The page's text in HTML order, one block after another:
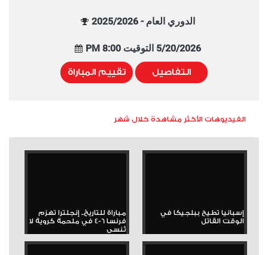
الدوري العام - 2025/2026
5/20/2026 التوقيت 8:00 PM
التفاصيل تقييم المباراة
الفيديوهات الأكثر مشاهدة خلال شهر
إسبانيا تطيح ببلجيكا في
الوقت القاتل
مباراة للتاريخ.. إنجلترا تهزم
فرنسا 6-4 في ملحمة كروية لا
تُنسى